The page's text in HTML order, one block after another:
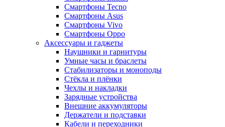
Смартфоны Tecno
Смартфоны Asus
Смартфоны Vivo
Смартфоны Oppo
Аксессуары и гаджеты
Наушники и гарнитуры
Умные часы и браслеты
Стабилизаторы и моноподы
Стёкла и плёнки
Чехлы и накладки
Зарядные устройства
Внешние аккумуляторы
Держатели и подставки
Кабели и переходники